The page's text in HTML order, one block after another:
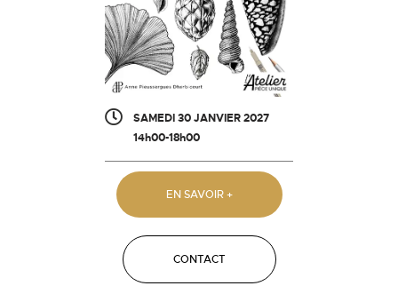
SAMEDI 30 JANVIER 2027
14h00-18h00
EN SAVOIR +
CONTACT